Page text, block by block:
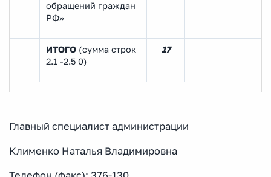
обращений граждан
РФ»
ИТОГО (сумма строк
2.1 -2.5 0)
17
Главный специалист администрации
Клименко Наталья Владимировна